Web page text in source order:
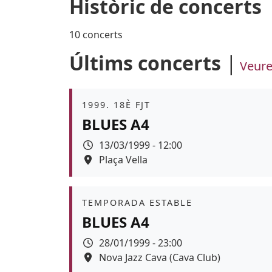
Històric de concerts
10 concerts
Últims concerts
Àmbit
1999. 18È FJT
BLUES A4
Data
13/03/1999 - 12:00
Espai
Plaça Vella
Àmbit
TEMPORADA ESTABLE
BLUES A4
Data
28/01/1999 - 23:00
Espai
Nova Jazz Cava (Cava Club)